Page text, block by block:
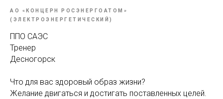
АО «КОНЦЕРН РОСЭНЕРГОАТОМ»
(ЭЛЕКТРОЭНЕРГЕТИЧЕСКИЙ)
ППО САЭС
Тренер
Десногорск
Что для вас здоровый образ жизни?
Желание двигаться и достигать поставленных целей.